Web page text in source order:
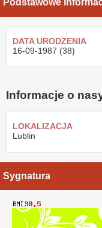
Podstawowe
DATA URODZENIA
16-09-1987 (38)
Informacje o
LOKALIZACJA
Lublin
Sygnatura